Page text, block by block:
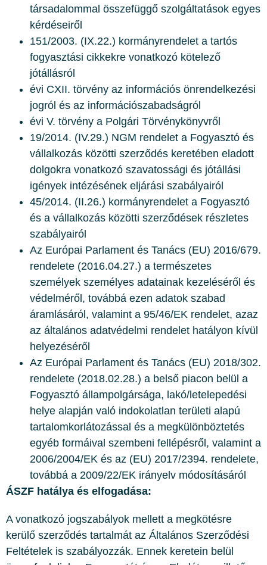
társadalommal összefüggő szolgáltatások egyes
kérdéseiről
151/2003. (IX.22.) kormányrendelet a tartós
fogyasztási cikkekre vonatkozó kötelező
jótállásról
évi CXII. törvény az információs önrendelkezési
jogról és az információszabadságról
évi V. törvény a Polgári Törvénykönyvről
19/2014. (IV.29.) NGM rendelet a Fogyasztó és
vállalkozás közötti szerződés keretében eladott
dolgokra vonatkozó szavatossági és jótállási
igények intézésének eljárási szabályairól
45/2014. (II.26.) kormányrendelet a Fogyasztó
és a vállalkozás közötti szerződések részletes
szabályairól
Az Európai Parlament és Tanács (EU) 2016/679.
rendelete (2016.04.27.) a természetes
személyek személyes adatainak kezeléséről és
védelméről, továbbá ezen adatok szabad
áramlásáról, valamint a 95/46/EK rendelet, azaz
az általános adatvédelmi rendelet hatályon kívül
helyezéséről
Az Európai Parlament és Tanács (EU) 2018/302.
rendelete (2018.02.28.) a belső piacon belül a
Fogyasztó állampolgársága, lakó/letelepedési
helye alapján való indokolatlan területi alapú
tartalomkorlátozással és a megkülönböztetés
egyéb formáival szembeni fellépésről, valamint a
2006/2004/EK és az (EU) 2017/2394. rendelete,
továbbá a 2009/22/EK irányelv módosításáról
ÁSZF hatálya és elfogadása:
A vonatkozó jogszabályok mellett a megkötésre
kerülő szerződés tartalmát az Általános Szerződési
Feltételek is szabályozzák. Ennek keretein belül